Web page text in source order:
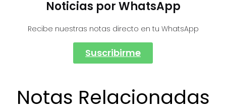
Noticias por WhatsApp
Recibe nuestras notas directo en tu WhatsApp
Suscribirme
Notas Relacionadas